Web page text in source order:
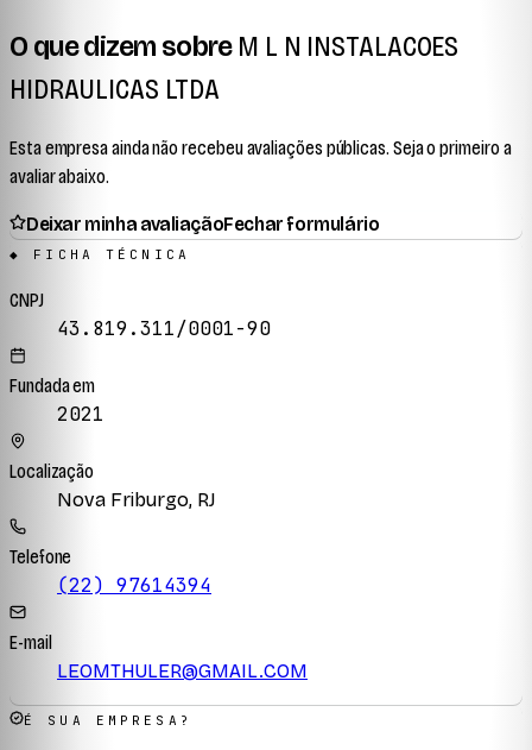
O que dizem sobre M L N INSTALACOES
HIDRAULICAS LTDA
Esta empresa ainda não recebeu avaliações públicas. Seja o primeiro a
avaliar abaixo.
Deixar minha avaliaçãoFechar formulário
◆ FICHA TÉCNICA
CNPJ
43.819.311/0001-90
Fundada em
2021
Localização
Nova Friburgo, RJ
Telefone
(22) 97614394
E-mail
LEOMTHULER@GMAIL.COM
É SUA EMPRESA?